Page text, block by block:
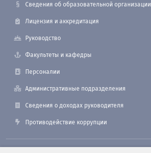
Сведения об образовательной организации
Лицензия и аккредитация
Руководство
Факультеты и кафедры
Персоналии
Административные подразделения
Сведения о доходах руководителя
Противодействие коррупции